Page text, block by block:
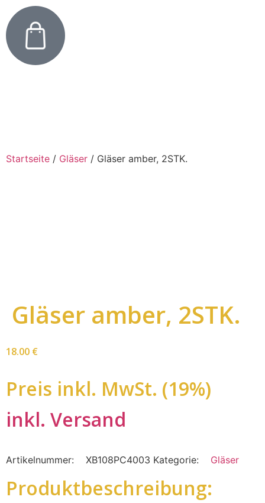
Startseite / Gläser / Gläser amber, 2STK.
Gläser amber, 2STK.
18.00 €
Preis inkl. MwSt. (19%)
inkl. Versand
Artikelnummer: XB108PC4003 Kategorie: Gläser
Produktbeschreibung: